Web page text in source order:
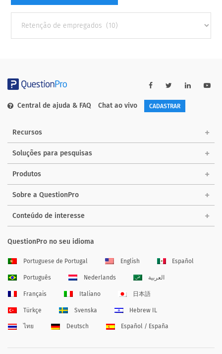
categories
Central de ajuda & FAQ Chat ao vivo CADASTRAR
Recursos
Soluções para pesquisas
Produtos
Sobre a QuestionPro
Conteúdo de interesse
QuestionPro no seu idioma
Portuguese de Portugal English Español
Português Nederlands العربية
Français Italiano 日本語
Türkçe Svenska Hebrew IL
ไทย Deutsch Español / España